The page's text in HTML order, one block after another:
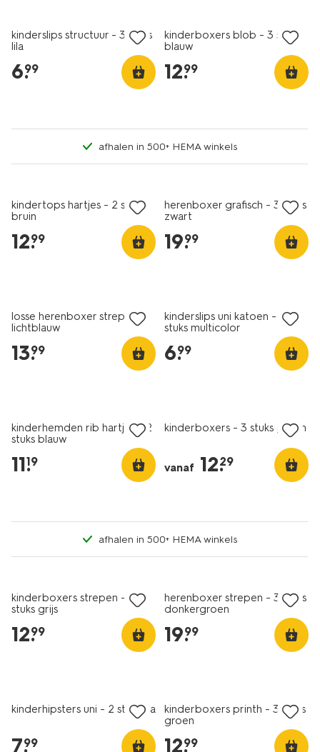
kinderslips structuur - 3 stuks
lila
6.
99
kinderboxers blob - 3 stuks
blauw
12.
99
afhalen in 500+ HEMA winkels
kindertops hartjes - 2 stuks
bruin
12.
99
nieuw
herenboxer grafisch - 3 stuks
zwart
19.
99
losse herenboxer strepen
lichtblauw
13.
99
kinderslips uni katoen - 3
stuks multicolor
6.
99
kinderhemden rib hartjes - 2
stuks blauw
11.
19
kinderboxers - 3 stuks groen
vanaf 12.
29
afhalen in 500+ HEMA winkels
kinderboxers strepen - 3
stuks grijs
12.
99
herenboxer strepen - 3 stuks
donkergroen
19.
99
kinderhipsters uni - 2 stuks lila
7.
99
kinderboxers printh - 3 stuks
groen
12.
99